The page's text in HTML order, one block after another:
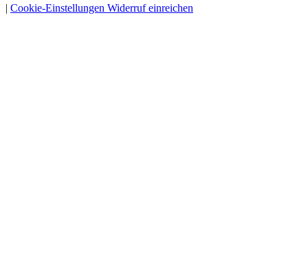
| Cookie-Einstellungen Widerruf einreichen